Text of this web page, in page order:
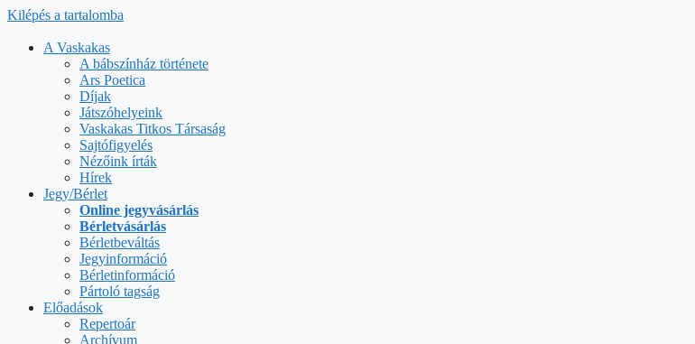
Kilépés a tartalomba
A Vaskakas
A bábszínház története
Ars Poetica
Díjak
Játszóhelyeink
Vaskakas Titkos Társaság
Sajtófigyelés
Nézőink írták
Hírek
Jegy/Bérlet
Online jegyvásárlás
Bérletvásárlás
Bérletbeváltás
Jegyinformáció
Bérletinformáció
Pártoló tagság
Előadások
Repertoár
Archívum